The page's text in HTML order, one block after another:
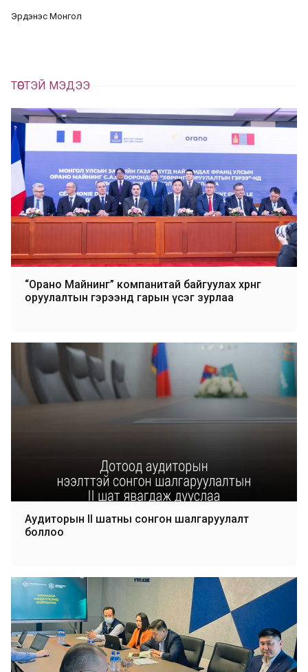
Эрдэнэс Монгол
ТӨСТЭЙ МЭДЭЭ
“Орано Майнинг” компанитай байгуулах хөрөнгө
оруулалтын гэрээнд гарын үсэг зурлаа
Аудиторын II шатны сонгон шалгаруулалт
боллоо